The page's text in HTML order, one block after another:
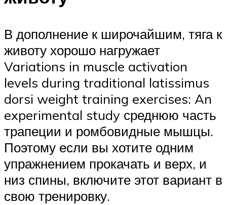
В дополнение к широчайшим, тяга к
животу хорошо нагружает
Variations in muscle activation
levels during traditional latissimus
dorsi weight training exercises: An
experimental study среднюю часть
трапеции и ромбовидные мышцы.
Поэтому если вы хотите одним
упражнением прокачать и верх, и
низ спины, включите этот вариант в
свою тренировку.